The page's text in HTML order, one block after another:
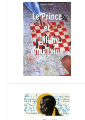
Voyages
Scolaire
Pratique
Loisirs